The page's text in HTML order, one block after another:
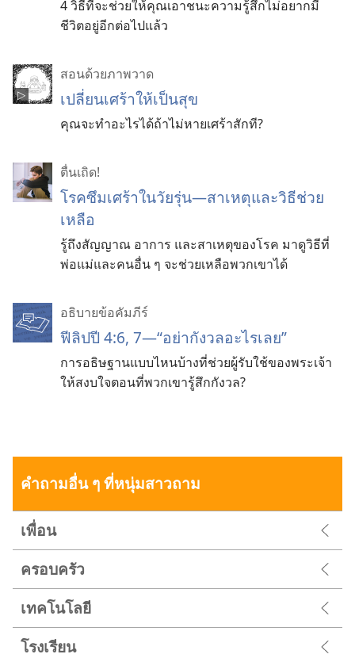
4 วิธี​ที่​จะ​ช่วย​ให้​คุณ​เอา​ชนะ​ความ​รู้สึก​ไม่​อยาก​มี​
ชีวิต​อยู่​อีก​ต่อ​ไป​แล้ว
สอนด้วยภาพวาด
เปลี่ยนเศร้าให้เป็นสุข
คุณจะทำอะไรได้ถ้าไม่หายเศร้าสักที?
ตื่นเถิด!
โรค​ซึมเศร้า​ใน​วัยรุ่น—สาเหตุ​และ​วิธี​ช่วย
เหลือ
รู้​ถึง​สัญญาณ อาการ และ​สาเหตุ​ของ​โรค มา​ดู​วิธี​ที่​
พ่อ​แม่​และ​คน​อื่น ๆ จะ​ช่วยเหลือ​พวก​เขา​ได้
อธิบายข้อคัมภีร์
ฟีลิปปี 4:6, 7—“อย่ากังวลอะไรเลย”
การอธิษฐานแบบไหนบ้างที่ช่วยผู้รับใช้ของพระเจ้า
ให้สงบใจตอนที่พวกเขารู้สึกกังวล?
คำถามอื่น ๆ ที่หนุ่มสาวถาม
เพื่อน
ครอบครัว
เทคโนโลยี
โรงเรียน